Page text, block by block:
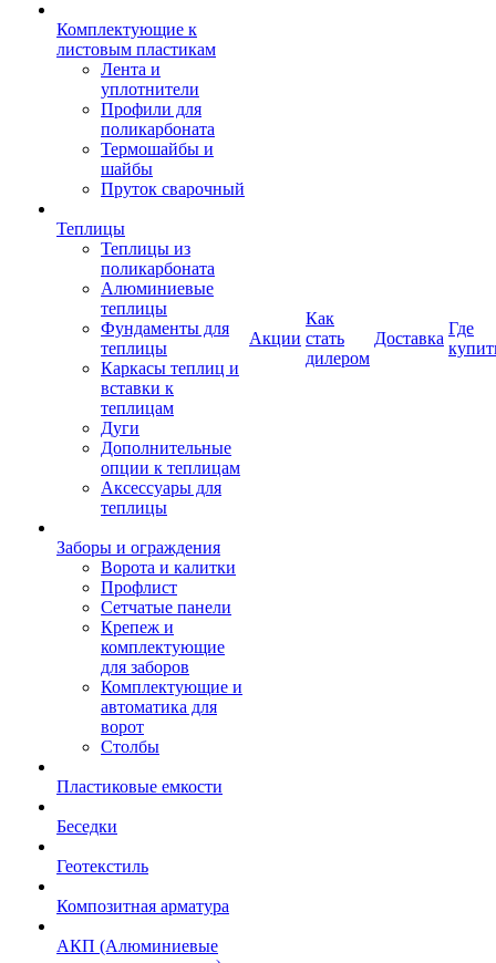
Комплектующие к
листовым пластикам
Лента и
уплотнители
Профили для
поликарбоната
Термошайбы и
шайбы
Пруток сварочный
Теплицы
Теплицы из
поликарбоната
Алюминиевые
теплицы
Фундаменты для
теплицы
Каркасы теплиц и
вставки к
теплицам
Дуги
Дополнительные
опции к теплицам
Аксессуары для
теплицы
Заборы и ограждения
Ворота и калитки
Профлист
Сетчатые панели
Крепеж и
комплектующие
для заборов
Комплектующие и
автоматика для
ворот
Столбы
Пластиковые емкости
Беседки
Геотекстиль
Композитная арматура
АКП (Алюминиевые
Акции
Как
стать
дилером
Доставка
Где